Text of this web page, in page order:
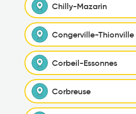
Chilly-Mazarin
Congerville-Thionville
Corbeil-Essonnes
Corbreuse